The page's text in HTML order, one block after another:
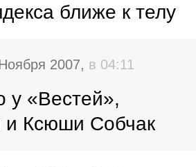
ближе к телу
2007, в 04:11
у «Вестей»,
и Ксюши Собчак